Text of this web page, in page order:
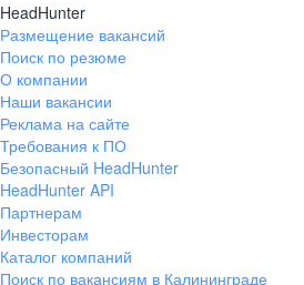
HeadHunter
Размещение вакансий
Поиск по резюме
О компании
Наши вакансии
Реклама на сайте
Требования к ПО
Безопасный HeadHunter
HeadHunter API
Партнерам
Инвесторам
Каталог компаний
Поиск по вакансиям в Калининграде